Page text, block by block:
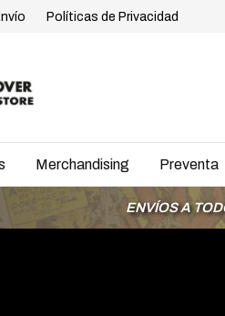
Políticas de Privacidad
Merchandising Preventa
ENVÍOS A TODO EL PAÍS Y EL